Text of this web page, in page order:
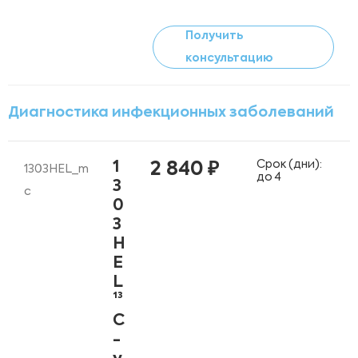
Получить
консультацию
Диагностика инфекционных заболеваний
1303HEL_m
c
1
3
0
3
H
E
L
¹³
С
-
2 840 ₽
Срок (дни):
до 4